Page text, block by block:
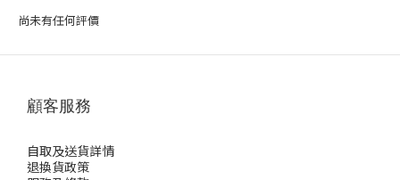
尚未有任何評價
顧客服務
自取及送貨詳情
退換貨政策